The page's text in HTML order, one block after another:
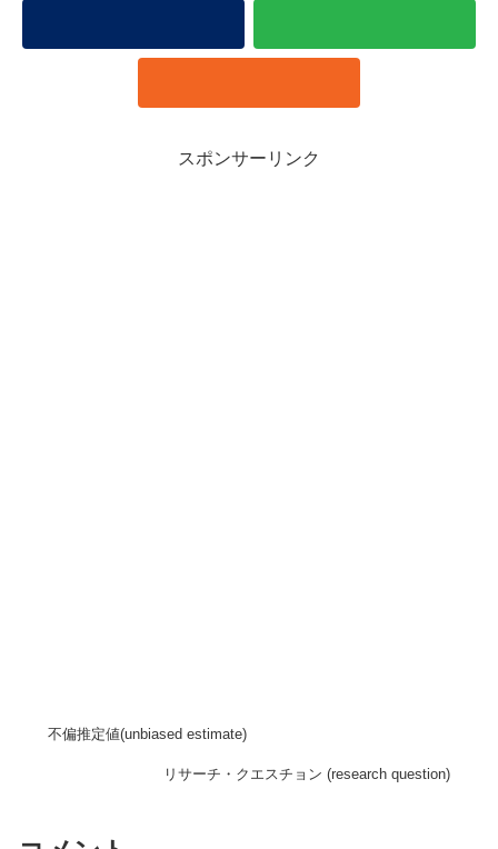
スポンサーリンク
不偏推定値(unbiased estimate)
リサーチ・クエスチョン (research question)